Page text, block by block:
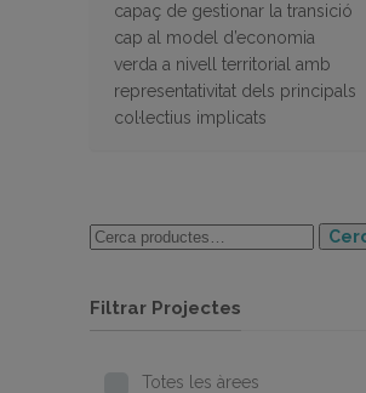
capaç de gestionar la transició
cap al model d’economia
verda a nivell territorial amb
representativitat dels principals
col·lectius implicats
Filtrar Projectes
Totes les àrees